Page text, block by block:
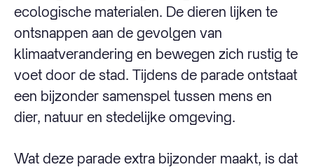
ecologische materialen. De dieren lijken te
ontsnappen aan de gevolgen van
klimaatverandering en bewegen zich rustig te
voet door de stad. Tijdens de parade ontstaat
een bijzonder samenspel tussen mens en
dier, natuur en stedelijke omgeving.
Wat deze parade extra bijzonder maakt, is dat